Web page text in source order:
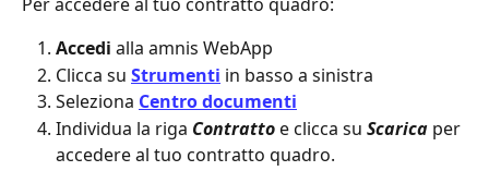
Accedi alla amnis WebApp
Clicca su Strumenti in basso a sinistra
Seleziona Centro documenti
Individua la riga Contratto e clicca su Scarica per
accedere al tuo contratto quadro.